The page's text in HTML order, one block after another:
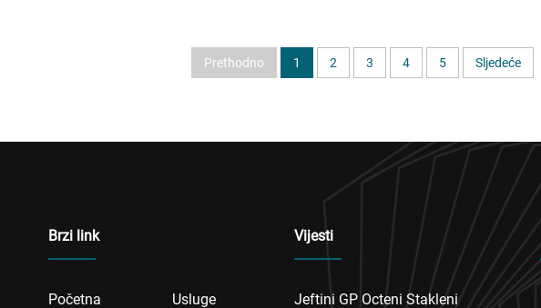
Prethodno 1 2 3 4 5 Sljedeće
Brzi link
Početna Usluge
Vijesti
Jeftini GP Octeni Stakleni